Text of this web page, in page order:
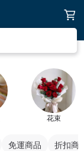
花束
免運商品 折扣商